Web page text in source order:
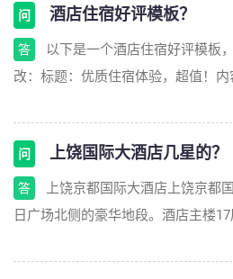
问 酒店住宿好评模板？
答
以下是一个酒店住宿好评模板
改：标题：优质住宿体验，超值！
问 上饶国际大酒店几星的？
答
上饶京都国际大酒店上饶京都
日广场北侧的豪华地段。酒店主楼